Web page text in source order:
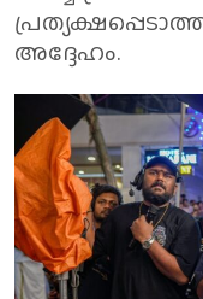
അദ്ദേഹം.